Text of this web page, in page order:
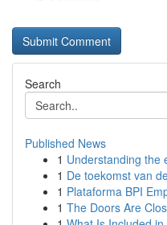
Search
Published News
1 Understanding the
1 De toekomst van
1 Plataforma BPI
1 The Doors Are